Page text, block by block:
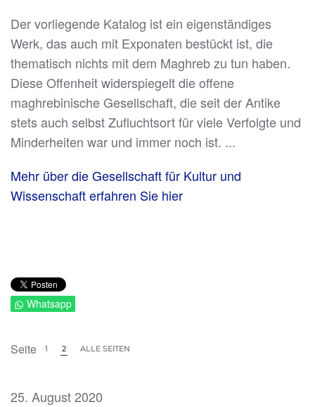
Der vorliegende Katalog ist ein eigenständiges
Werk, das auch mit Exponaten bestückt ist, die
thematisch nichts mit dem Maghreb zu tun haben.
Diese Offenheit widerspiegelt die offene
maghrebinische Gesellschaft, die seit der Antike
stets auch selbst Zufluchtsort für viele Verfolgte und
Minderheiten war und immer noch ist. ...
Mehr über die Gesellschaft für Kultur und
Wissenschaft erfahren Sie hier
Whatsapp
Seite 1 2 ALLE SEITEN
25. August 2020